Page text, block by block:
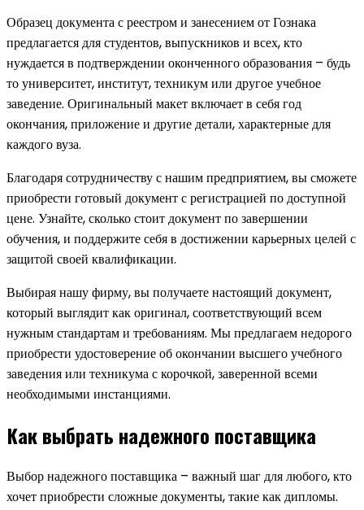
Образец документа с реестром и занесением от Гознака
предлагается для студентов, выпускников и всех, кто
нуждается в подтверждении оконченного образования – будь
то университет, институт, техникум или другое учебное
заведение. Оригинальный макет включает в себя год
окончания, приложение и другие детали, характерные для
каждого вуза.
Благодаря сотрудничеству с нашим предприятием, вы сможете
приобрести готовый документ с регистрацией по доступной
цене. Узнайте, сколько стоит документ по завершении
обучения, и поддержите себя в достижении карьерных целей с
защитой своей квалификации.
Выбирая нашу фирму, вы получаете настоящий документ,
который выглядит как оригинал, соответствующий всем
нужным стандартам и требованиям. Мы предлагаем недорого
приобрести удостоверение об окончании высшего учебного
заведения или техникума с корочкой, заверенной всеми
необходимыми инстанциями.
Как выбрать надежного поставщика
Выбор надежного поставщика – важный шаг для любого, кто
хочет приобрести сложные документы, такие как дипломы.